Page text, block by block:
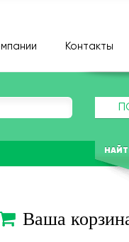
Контакты
Ваша